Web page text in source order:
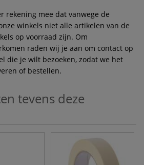
rekening mee dat vanwege de
winkels niet alle artikelen van de
op voorraad zijn. Om
raden wij je aan om contact op
die je wilt bezoeken, zodat we het
of bestellen.
tevens deze